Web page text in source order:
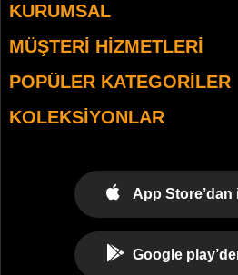
KURUMSAL
MÜŞTERI HIZMETLERI
POPÜLER KATEGORILER
KOLEKSIYONLAR
App Store’dan
Google